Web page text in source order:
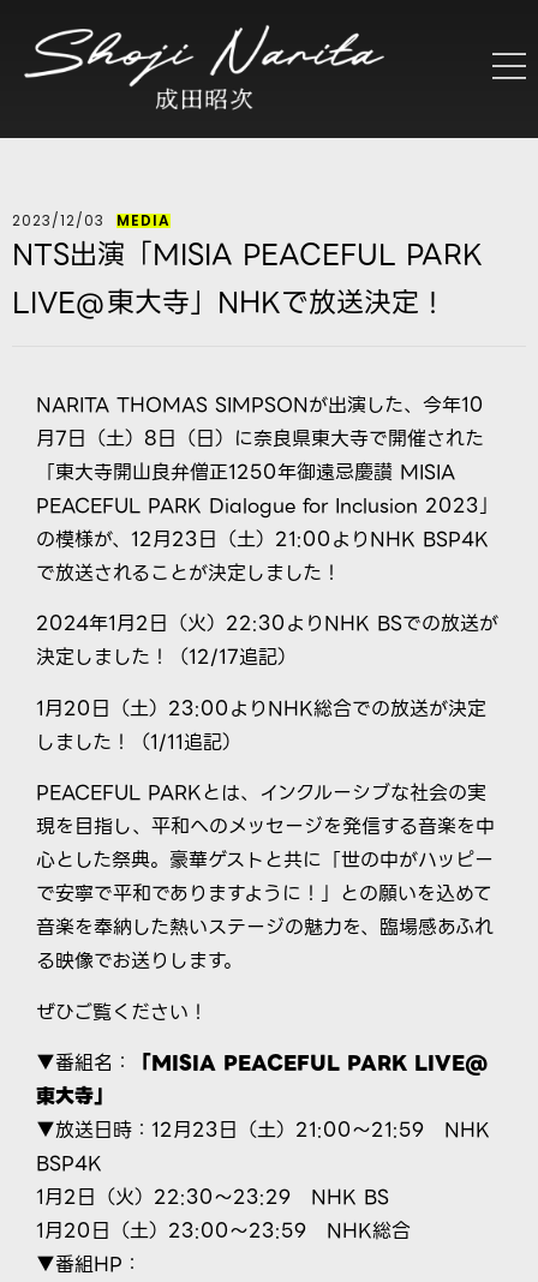
2023/12/03 MEDIA
NTS出演「MISIA PEACEFUL PARK
LIVE@東大寺」NHKで放送決定！
NARITA THOMAS SIMPSONが出演した、今年10
月7日（土）8日（日）に奈良県東大寺で開催された
「東大寺開山良弁僧正1250年御遠忌慶讃 MISIA
PEACEFUL PARK Dialogue for Inclusion 2023」
の模様が、12月23日（土）21:00よりNHK BSP4K
で放送されることが決定しました！
2024年1月2日（火）22:30よりNHK BSでの放送が
決定しました！（12/17追記）
1月20日（土）23:00よりNHK総合での放送が決定
しました！（1/11追記）
PEACEFUL PARKとは、インクルーシブな社会の実
現を目指し、平和へのメッセージを発信する音楽を中
心とした祭典。豪華ゲストと共に「世の中がハッピー
で安寧で平和でありますように！」との願いを込めて
音楽を奉納した熱いステージの魅力を、臨場感あふれ
る映像でお送りします。
ぜひご覧ください！
▼番組名：
「MISIA PEACEFUL PARK LIVE@
東大寺」
▼放送日時：12月23日（土）21:00～21:59 NHK
BSP4K
1月2日（火）22:30～23:29 NHK BS
1月20日（土）23:00～23:59 NHK総合
▼番組HP：